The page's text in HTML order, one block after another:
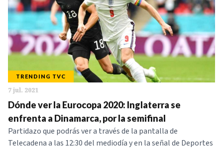
TRENDING TVC
7 jul. 2021
Dónde ver la Eurocopa 2020: Inglaterra se
enfrenta a Dinamarca, por la semifinal
Partidazo que podrás ver a través de la pantalla de
Telecadena a las 12:30 del mediodía y en la señal de Deportes